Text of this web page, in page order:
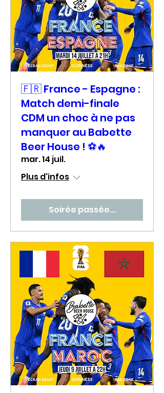
🇫🇷 France - Espagne :
Match demi-finale
CDM un choc à ne pas
manquer au Babette
Beer House ! ⚽🔥
mar. 14 juil.
Plus d'infos
Soirée passée...